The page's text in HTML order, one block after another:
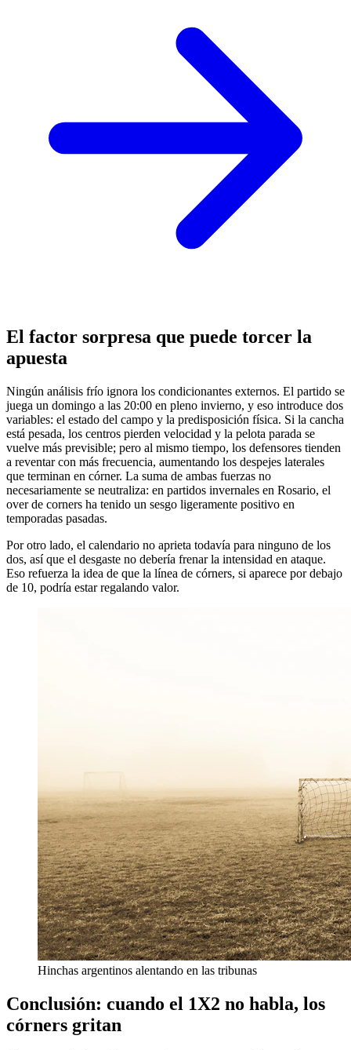
El factor sorpresa que puede torcer la
apuesta
Ningún análisis frío ignora los condicionantes externos. El partido se
juega un domingo a las 20:00 en pleno invierno, y eso introduce dos
variables: el estado del campo y la predisposición física. Si la cancha
está pesada, los centros pierden velocidad y la pelota parada se
vuelve más previsible; pero al mismo tiempo, los defensores tienden
a reventar con más frecuencia, aumentando los despejes laterales
que terminan en córner. La suma de ambas fuerzas no
necesariamente se neutraliza: en partidos invernales en Rosario, el
over de corners ha tenido un sesgo ligeramente positivo en
temporadas pasadas.
Por otro lado, el calendario no aprieta todavía para ninguno de los
dos, así que el desgaste no debería frenar la intensidad en ataque.
Eso refuerza la idea de que la línea de córners, si aparece por debajo
de 10, podría estar regalando valor.
Hinchas argentinos alentando en las tribunas
Conclusión: cuando el 1X2 no habla, los
córners gritan